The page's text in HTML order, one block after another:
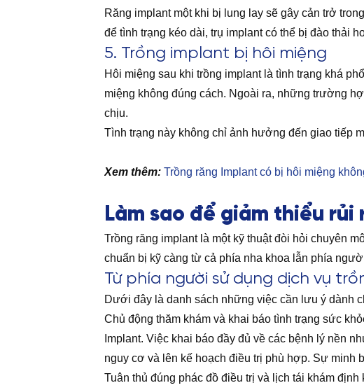
Răng implant một khi bị lung lay sẽ gây cản trở
để tình trạng kéo dài, trụ implant có thể bị đào thải
5. Trồng implant bị hôi miệng
Hôi miệng sau khi trồng implant là tình trạng khá
miệng không đúng cách. Ngoài ra, những trường
chịu.
Tình trạng này không chỉ ảnh hưởng đến giao tiếp
Xem thêm: Trồng răng Implant có bị hôi miệng
Làm sao để giảm thiểu
Trồng răng implant là một kỹ thuật đòi hỏi chuyên
chuẩn bị kỹ càng từ cả phía nha khoa lẫn phía
Từ phía người sử dụng dịch vụ
Dưới đây là danh sách những việc cần lưu ý dành
Chủ động thăm khám và khai báo tình trạng sức
Implant. Việc khai báo đầy đủ về các bệnh lý nền
nguy cơ và lên kế hoạch điều trị phù hợp. Sự minh
Tuân thủ đúng phác đồ điều trị và lịch tái khám